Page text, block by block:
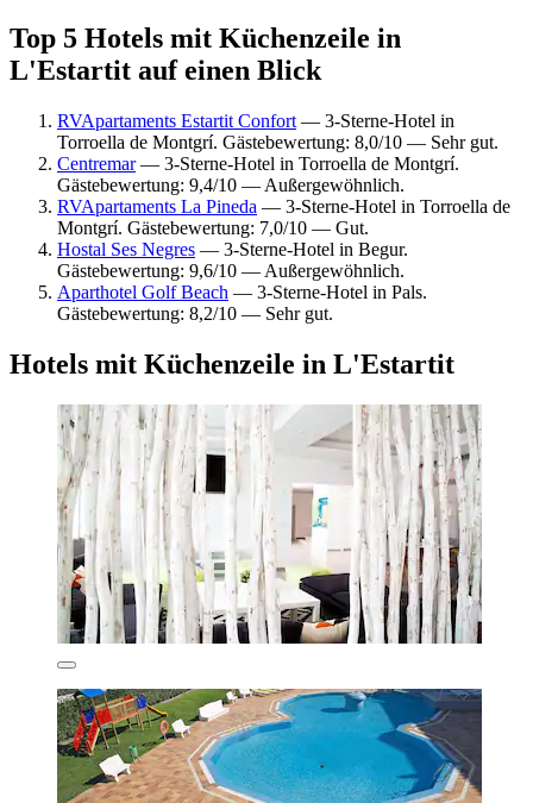
Top 5 Hotels mit Küchenzeile in
L'Estartit auf einen Blick
RVApartaments Estartit Confort — 3-Sterne-Hotel in
Torroella de Montgrí. Gästebewertung: 8,0/10 — Sehr gut.
Centremar— 3-Sterne-Hotel in Torroella de Montgrí.
Gästebewertung: 9,4/10 — Außergewöhnlich.
RVApartaments La Pineda — 3-Sterne-Hotel in Torroella de
Montgrí. Gästebewertung: 7,0/10 — Gut.
Hostal Ses Negres — 3-Sterne-Hotel in Begur.
Gästebewertung: 9,6/10 — Außergewöhnlich.
Aparthotel Golf Beach — 3-Sterne-Hotel in Pals.
Gästebewertung: 8,2/10 — Sehr gut.
Hotels mit Küchenzeile in L'Estartit